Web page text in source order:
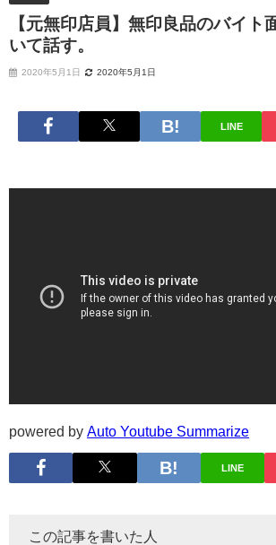
【元無印店員】無印良品のバイト
いて話す。
2020年5月1日 2020年5月1日
LINE
powered by Auto Youtube Summarize
LINE
この記事を書いた人